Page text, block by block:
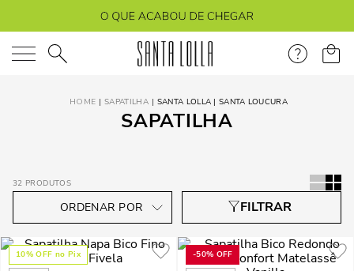
O que você está procurando?
SAPATILHA SANTA LOLLA | SANTA LOUCURA
SAPATILHA
32 PRODUTOS
10% OFF no Pix -50% OFF